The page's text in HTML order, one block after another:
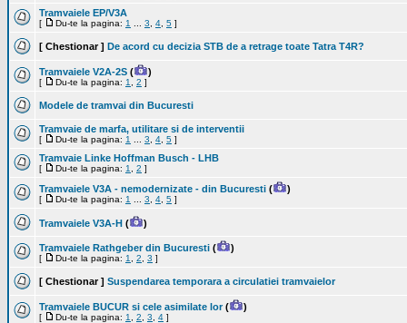
Tramvaiele EP/V3A
[ Du-te la pagina: 1 3 4 5 ]
[ Chestionar ] De acord cu decizia STB de a retrage toate Tatra T4R?
Tramvaiele V2A-2S ( )
[ Du-te la pagina: 1 2 ]
Modele de tramvai din Bucuresti
Tramvaie de marfa, utilitare si de interventii
[ Du-te la pagina: 1 3 4 5 ]
Tramvaie Linke Hoffman Busch - LHB
[ Du-te la pagina: 1 2 ]
Tramvaiele V3A - nemodernizate - din Bucuresti ( )
[ Du-te la pagina: 1 3 4 5 ]
Tramvaiele V3A-H ( )
Tramvaiele Rathgeber din Bucuresti ( )
[ Du-te la pagina: 1 2 3 ]
[ Chestionar ] Suspendarea temporara a circulatiei tramvaielor
Tramvaiele BUCUR si cele asimilate lor( )
[ Du-te la pagina: 1 2 3 4 ]